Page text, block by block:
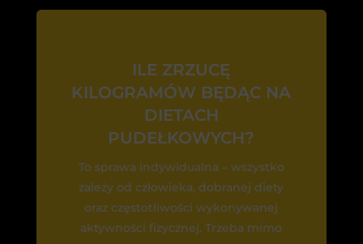
ILE ZRZUCĘ
KILOGRAMÓW BĘDĄC NA
DIETACH
PUDEŁKOWYCH?
To sprawa indywidualna – wszystko
zależy od człowieka, dobranej diety
oraz częstotliwości wykonywanej
aktywności fizycznej. Trzeba mimo